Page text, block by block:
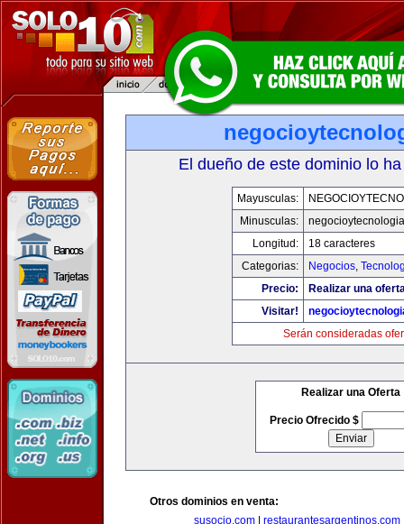
El dueño de este dominio lo
Mayusculas:
Minusculas:
Longitud:
18 caracteres
Categorias:
Negocios,
Precio:
Realizar una
Visitar!
Serán consideradas
Realizar una Oferta
Precio Ofrecido $
Otros dominios en venta:
susocio.com
restaurantesargentinos.com